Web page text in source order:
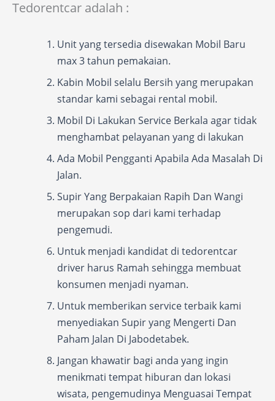
Tedorentcar adalah :
Unit yang tersedia disewakan Mobil Baru
max 3 tahun pemakaian.
Kabin Mobil selalu Bersih yang merupakan
standar kami sebagai rental mobil.
Mobil Di Lakukan Service Berkala agar tidak
menghambat pelayanan yang di lakukan
Ada Mobil Pengganti Apabila Ada Masalah Di
Jalan.
Supir Yang Berpakaian Rapih Dan Wangi
merupakan sop dari kami terhadap
pengemudi.
Untuk menjadi kandidat di tedorentcar
driver harus Ramah sehingga membuat
konsumen menjadi nyaman.
Untuk memberikan service terbaik kami
menyediakan Supir yang Mengerti Dan
Paham Jalan Di Jabodetabek.
Jangan khawatir bagi anda yang ingin
menikmati tempat hiburan dan lokasi
wisata, pengemudinya Menguasai Tempat